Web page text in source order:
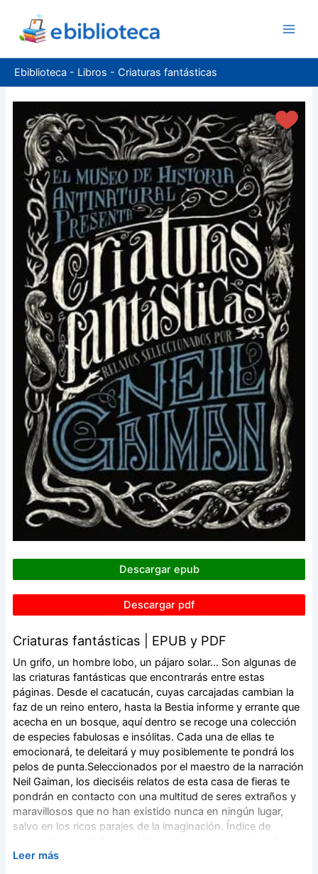
contenido
Ebiblioteca - Libros - Criaturas fantásticas
Descargar epub
Descargar pdf
Criaturas fantásticas | EPUB y PDF
Un grifo, un hombre lobo, un pájaro solar… Son algunas de
las criaturas fantásticas que encontrarás entre estas
páginas. Desde el cacatucán, cuyas carcajadas cambian la
faz de un reino entero, hasta la Bestia informe y errante que
acecha en un bosque, aquí dentro se recoge una colección
de especies fabulosas e insólitas. Cada una de ellas te
emocionará, te deleitará y muy posiblemente te pondrá los
pelos de punta.Seleccionados por el maestro de la narración
Neil Gaiman, los dieciséis relatos de esta casa de fieras te
pondrán en contacto con una multitud de seres extraños y
maravillosos que no han existido nunca en ningún lugar,
salvo en los ricos parajes de la imaginación. Índice de
las abejas anarquistas’, E. Lily Yu. ‘El grifo y el canónigo
Leer más